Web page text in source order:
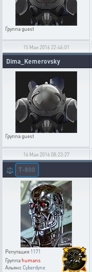
Группаguest
15 Мая 2016 22:46:01
Dima_Kemerovsky
Группаguest
16 Мая 2016 08:23:27
⚖️ T-800
Репутация 1171
Группаhumans
АльянсCyberdyne